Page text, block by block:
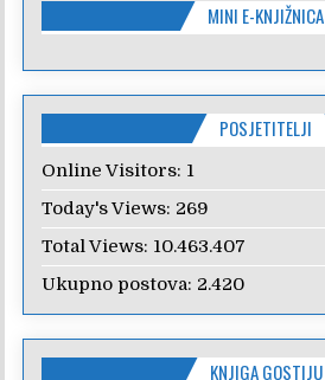
MINI E-KNJIŽNICA
POSJETITELJI
Online Visitors: 1
Today's Views: 269
Total Views: 10.463.407
Ukupno postova: 2.420
KNJIGA GOSTIJU